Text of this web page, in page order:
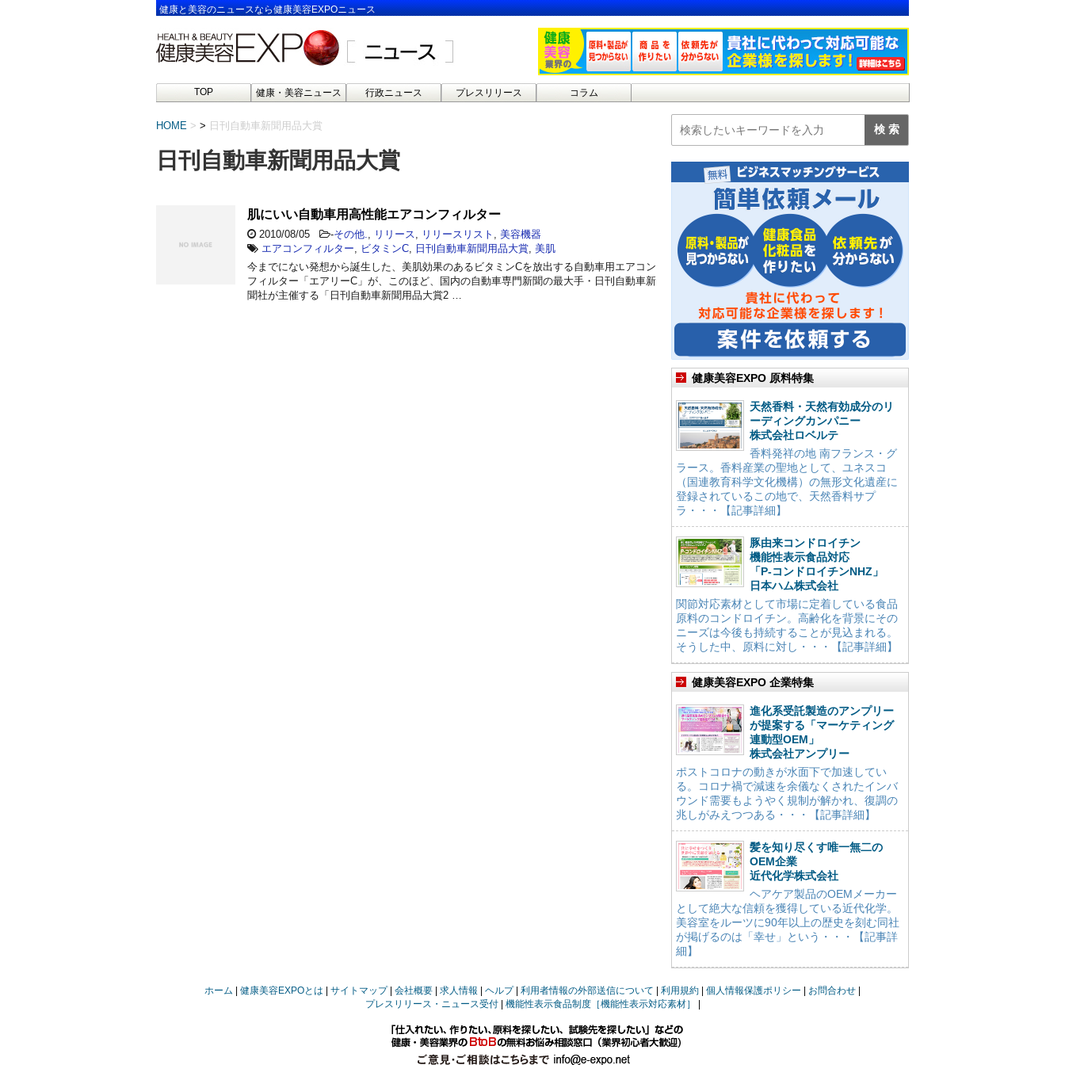
健康と美容のニュースなら健康美容EXPOニュース
TOP 健康・美容ニュース 行政ニュース プレスリリース コラム
HOME > 日刊自動車新聞用品大賞
日刊自動車新聞用品大賞
肌にいい自動車用高性能エアコンフィルター
2010/08/05 -その他. リリース リリースリスト
美容機器
エアコンフィルター
ビタミンC 日刊自動車新聞用品大賞 美肌
今までにない発想から誕生した、美肌効果のあるビタミンCを放出する自動車用エアコン
フィルター「エアリーC」が、このほど、国内の自動車専門新聞の最大手・日刊自動車新
聞社が主催する「日刊自動車新聞用品大賞2 …
健康美容EXPO 原料特集
天然香料・天然有効成分のリ
ーディングカンパニー
株式会社ロベルテ
香料発祥の地 南フランス・グ
ラース。香料産業の聖地として、ユネスコ
（国連教育科学文化機構）の無形文化遺産に
登録されているこの地で、天然香料サプ
ラ・・・【記事詳細】
豚由来コンドロイチン
機能性表示食品対応
「P-コンドロイチンNHZ」
日本ハム株式会社
関節対応素材として市場に定着している食品
原料のコンドロイチン。高齢化を背景にその
ニーズは今後も持続することが見込まれる。
そうした中、原料に対し・・・【記事詳細】
健康美容EXPO 企業特集
進化系受託製造のアンプリー
が提案する「マーケティング
連動型OEM」
株式会社アンプリー
ポストコロナの動きが水面下で加速してい
る。コロナ禍で減速を余儀なくされたインバ
ウンド需要もようやく規制が解かれ、復調の
兆しがみえつつある・・・【記事詳細】
髪を知り尽くす唯一無二の
OEM企業
近代化学株式会社
ヘアケア製品のOEMメーカー
として絶大な信頼を獲得している近代化学。
美容室をルーツに90年以上の歴史を刻む同社
が掲げるのは「幸せ」という・・・【記事詳
細】
ホーム 健康美容EXPOとは サイトマップ 会社概要 求人情報 ヘルプ 利用者情報の外部送信について 利用規約 個人情報保護ポリシー
お問合わせ
プレスリリース・ニュース受付
機能性表示食品制度［機能性表示対応素材］